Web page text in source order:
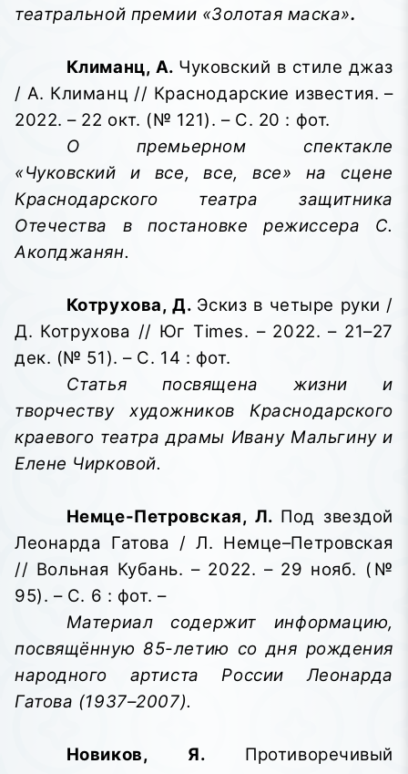
театральной премии «Золотая маска».
Климанц, А. Чуковский в стиле джаз
/ А. Климанц // Краснодарские известия. –
2022. – 22 окт. (№ 121). – С. 20 : фот.
О премьерном спектакле
«Чуковский и все, все, все» на сцене
Краснодарского театра защитника
Отечества в постановке режиссера С.
Акопджанян.
Котрухова, Д. Эскиз в четыре руки /
Д. Котрухова // Юг Times. – 2022. – 21–27
дек. (№ 51). – С. 14 : фот.
Статья посвящена жизни и
творчеству художников Краснодарского
краевого театра драмы Ивану Мальгину и
Елене Чирковой.
Немце-Петровская, Л. Под звездой
Леонарда Гатова / Л. Немце–Петровская
// Вольная Кубань. – 2022. – 29 нояб. (№
95). – С. 6 : фот. –
Материал содержит информацию,
посвящённую 85-летию со дня рождения
народного артиста России Леонарда
Гатова (1937–2007).
Новиков, Я. Противоречивый